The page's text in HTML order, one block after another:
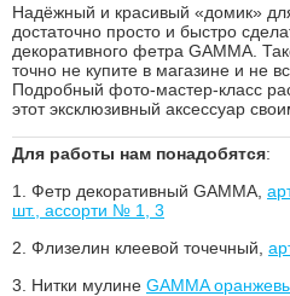
Надёжный и красивый «домик»
достаточно просто и быстро
декоративного фетра GAMMA.
точно не купите в магазине и не
Подробный фото-мастер-класс
этот эксклюзивный аксессуар
Для работы нам понадобятся:
1. Фетр декоративный GAMMA,
шт., ассорти № 1, 3
2. Флизелин клеевой точечный,
3. Нитки мулине GAMMA